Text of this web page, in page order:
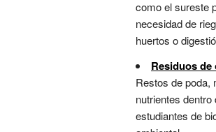
como el sureste
necesidad de
huertos o
Residuos
Restos de poda,
nutrientes
estudiantes de